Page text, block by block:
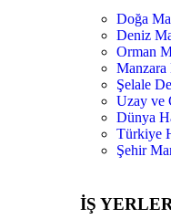
Doğa
Deniz
Orman
Manzara
Şelale
Uzay ve
Dünya
Türkiye
Şehir
İŞ